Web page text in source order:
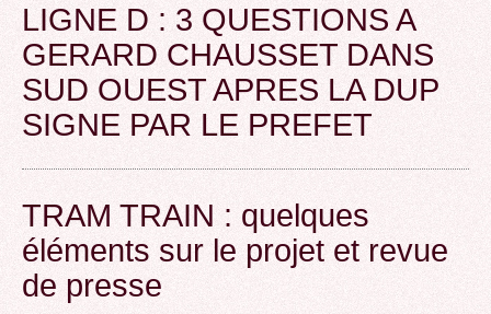
LIGNE D : 3 QUESTIONS A
GERARD CHAUSSET DANS
SUD OUEST APRES LA DUP
SIGNE PAR LE PREFET
TRAM TRAIN : quelques
éléments sur le projet et revue
de presse